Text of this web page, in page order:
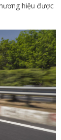
hiệu được